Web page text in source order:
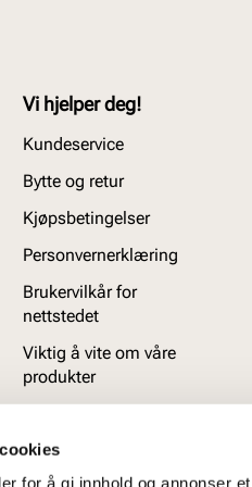
for å gi innhold og annonser
Vi hjelper deg!
Kundeservice
Bytte og retur
Kjøpsbetingelser
Personvernerklæring
Brukervilkår for
nettstedet
Viktig å vite om våre
produkter